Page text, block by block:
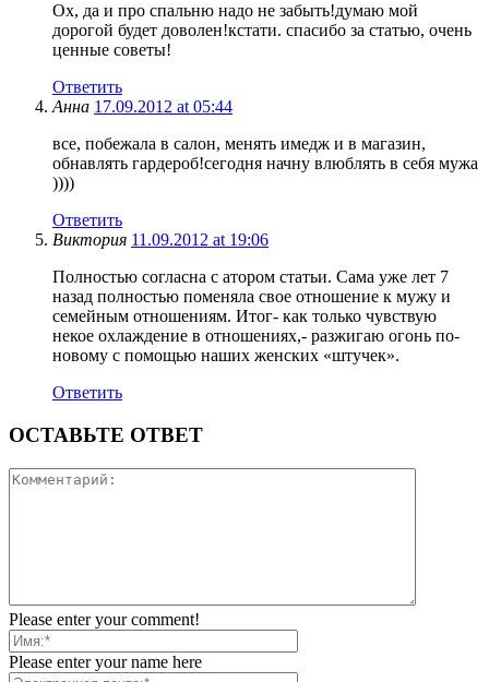
Ох, да и про спальню надо не забыть!думаю мой
дорогой будет доволен!кстати. спасибо за статью, очень
ценные советы!
Ответить
Анна 17.09.2012 at 05:44
все, побежала в салон, менять имедж и в магазин,
обнавлять гардероб!сегодня начну влюблять в себя мужа
))))
Ответить
Виктория 11.09.2012 at 19:06
Полностью согласна с атором статьи. Сама уже лет 7
назад полностью поменяла свое отношение к мужу и
семейным отношениям. Итог- как только чувствую
некое охлаждение в отношениях,- разжигаю огонь по-
новому с помощью наших женских «штучек».
Ответить
ОСТАВЬТЕ ОТВЕТ
Please enter your comment!
Please enter your name here